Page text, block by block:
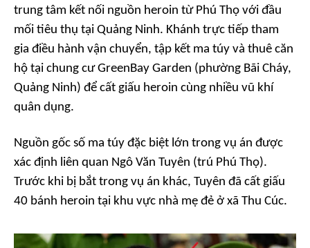
trung tâm kết nối nguồn heroin từ Phú Thọ với đầu
mối tiêu thụ tại Quảng Ninh. Khánh trực tiếp tham
gia điều hành vận chuyển, tập kết ma túy và thuê căn
hộ tại chung cư GreenBay Garden (phường Bãi Cháy,
Quảng Ninh) để cất giấu heroin cùng nhiều vũ khí
quân dụng.
Nguồn gốc số ma túy đặc biệt lớn trong vụ án được
xác định liên quan Ngô Văn Tuyên (trú Phú Thọ).
Trước khi bị bắt trong vụ án khác, Tuyên đã cất giấu
40 bánh heroin tại khu vực nhà mẹ đẻ ở xã Thu Cúc.